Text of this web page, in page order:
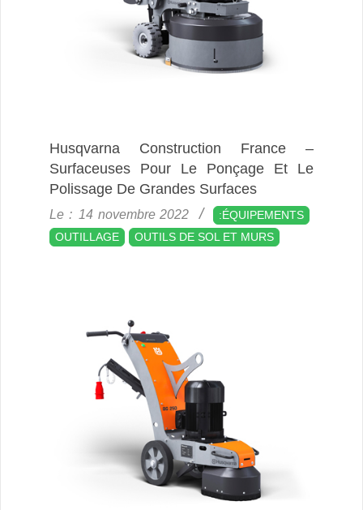
Husqvarna Construction France –
Surfaceuses Pour Le Ponçage Et Le
Polissage De Grandes Surfaces
2022-
11-
14
Le : 14 novembre 2022
:ÉQUIPEMENTS
OUTILLAGE
OUTILS DE SOL ET MURS